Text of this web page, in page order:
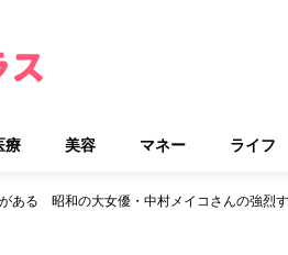
療 美容 マネー ライフ